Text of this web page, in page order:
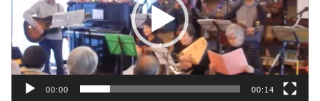
ー
ヤ
ー
00:00 00:14